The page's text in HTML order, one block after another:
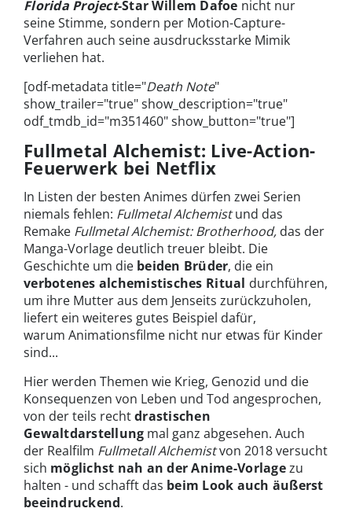
Florida Project-Star Willem Dafoe nicht nur
seine Stimme, sondern per Motion-Capture-
Verfahren auch seine ausdrucksstarke Mimik
verliehen hat.
[odf-metadata title="Death Note"
show_trailer="true" show_description="true"
odf_tmdb_id="m351460" show_button="true"]
Fullmetal Alchemist: Live-Action-
Feuerwerk bei Netflix
In Listen der besten Animes dürfen zwei Serien
niemals fehlen: Fullmetal Alchemistund das
Remake Fullmetal Alchemist: Brotherhood, das der
Manga-Vorlage deutlich treuer bleibt. Die
Geschichte um die beiden Brüder, die ein
verbotenes alchemistisches Ritual durchführen,
um ihre Mutter aus dem Jenseits zurückzuholen,
liefert ein weiteres gutes Beispiel dafür,
warum Animationsfilme nicht nur etwas für Kinder
sind...
Hier werden Themen wie Krieg, Genozid und die
Konsequenzen von Leben und Tod angesprochen,
von der teils rechtdrastischen
Gewaltdarstellung mal ganz abgesehen. Auch
der Realfilm Fullmetall Alchemistvon 2018 versucht
sich möglichst nah an der Anime-Vorlagezu
halten - und schafft das beim Look auch äußerst
beeindruckend.